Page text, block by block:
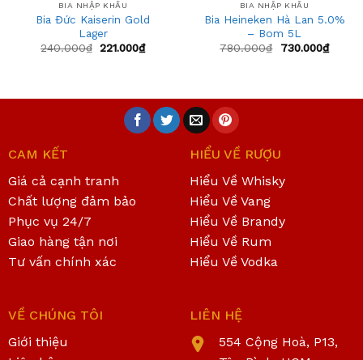
BIA NHẬP KHẨU
Bia Đức Kaiserin Gold
Lager
240.000₫ 221.000₫
BIA NHẬP KHẨU
Bia Heineken Hà Lan 5.0%
– Bom 5L
780.000₫ 730.000₫
CAM KẾT
Giá cả cạnh tranh
Chất lượng đảm bảo
Phục vụ 24/7
Giao hàng tận nơi
Tư vấn chính xác
HIỂU VỀ RƯỢU
Hiểu Về Whisky
Hiểu Về Vang
Hiểu Về Brandy
Hiểu Về Rum
Hiểu Về Vodka
VỀ CHÚNG TÔI
Giới thiệu
LIÊN HỆ
554 Cộng Hoà, P13,